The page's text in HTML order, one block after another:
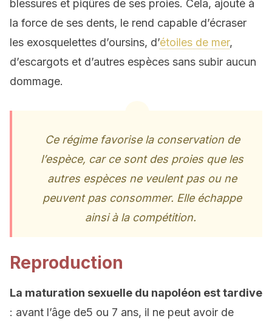
blessures et piqûres de ses proies. Cela, ajouté à
la force de ses dents, le rend capable d’écraser
les exosquelettes d’oursins, d’étoiles de mer,
d’escargots et d’autres espèces sans subir aucun
dommage.
Ce régime favorise la conservation de
l’espèce, car ce sont des proies que les
autres espèces ne veulent pas ou ne
peuvent pas consommer. Elle échappe
ainsi à la compétition.
Reproduction
La maturation sexuelle du napoléon est tardive
: avant l’âge de5 ou 7 ans, il ne peut avoir de